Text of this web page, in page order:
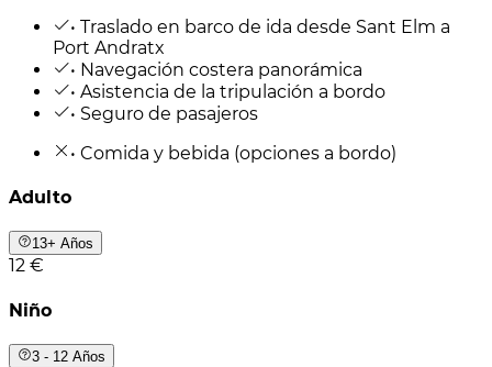
• Traslado en barco de ida desde Sant Elm a
Port Andratx
• Navegación costera panorámica
• Asistencia de la tripulación a bordo
• Seguro de pasajeros
• Comida y bebida (opciones a bordo)
Adulto
13+ Años
12 €
Niño
3 - 12 Años